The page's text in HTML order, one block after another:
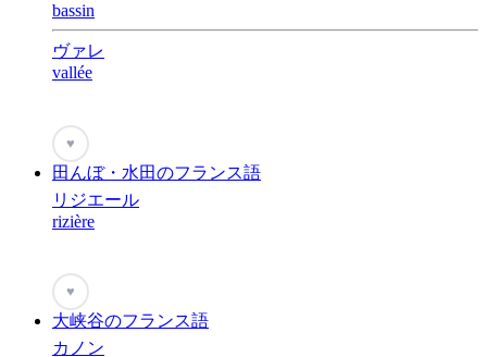
bassin
ヴァレ
vallée
♥
田んぼ・水田のフランス語
リジエール
rizière
♥
大峡谷のフランス語
カノン